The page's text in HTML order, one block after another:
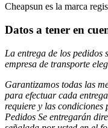
Cheapsun es la marca
Datos a tener en
La entrega de los pedidos
empresa de transporte
Garantizamos todas las
para efectuarcada
requiere y las condiciones
Pedidos Se entregarán